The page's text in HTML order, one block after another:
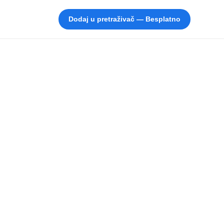
Dodaj u pretraživač — Besplatno